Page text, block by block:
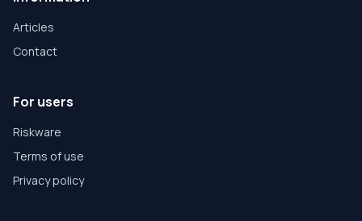
Articles
Contact
For users
Riskware
Terms of use
Privacy policy